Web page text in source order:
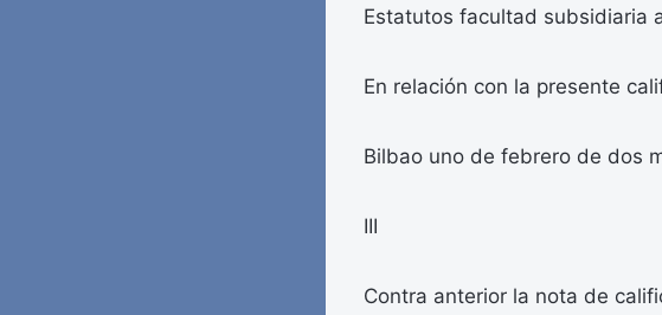
Estatutos facultad subsidiaria
En relación con la presente
Bilbao uno de febrero de dos
III
Contra anterior la nota de